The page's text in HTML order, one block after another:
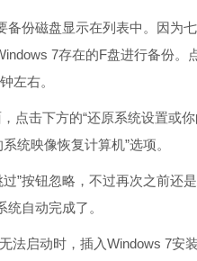
份磁盘显示在列表中。因为
7存在的F盘进行备份。
左右。
击下方的“还原系统设置或你
统映像恢复计算机”选项。
按钮忽略，不过再次之前还是
自动完成了。
启动时，插入Windows 7安